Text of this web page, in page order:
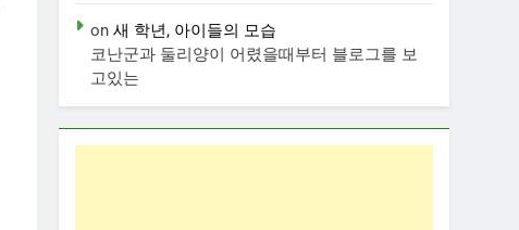
on 새 학년, 아이들의 모습
코난군과 둘리양이 어렸을때부터 블로그를 보
고있는